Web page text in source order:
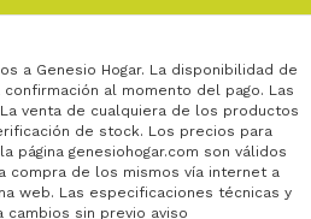
a Genesio Hogar. La disponibilidad de
al momento del pago. Las
venta de cualquiera de los productos
de stock. Los precios para
página genesiohogar.com son válidos
compra de los mismos vía internet a
web. Las especificaciones técnicas y
sin previo aviso